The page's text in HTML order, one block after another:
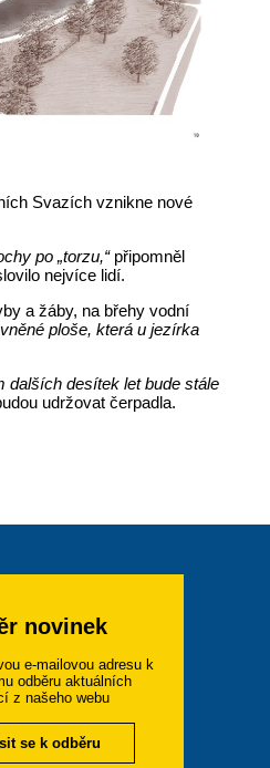
Svazích vznikne nové
po „torzu,“připomněl
nejvíce lidí.
a žáby, na břehy vodní
ploše, která u jezírka
dalších desítek let bude stále
udržovat čerpadla.
novinek
e-mailovou adresu k
odběru aktuálních
z našeho webu
se k odběru